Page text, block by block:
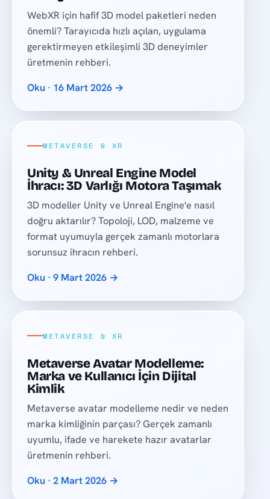
WebXR için hafif 3D model paketleri neden
önemli? Tarayıcıda hızlı açılan, uygulama
gerektirmeyen etkileşimli 3D deneyimler
üretmenin rehberi.
Oku · 16 Mart 2026 →
METAVERSE & XR
Unity & Unreal Engine Model
İhracı: 3D Varlığı Motora Taşımak
3D modeller Unity ve Unreal Engine'e nasıl
doğru aktarılır? Topoloji, LOD, malzeme ve
format uyumuyla gerçek zamanlı motorlara
sorunsuz ihracın rehberi.
Oku · 9 Mart 2026 →
METAVERSE & XR
Metaverse Avatar Modelleme:
Marka ve Kullanıcı İçin Dijital
Kimlik
Metaverse avatar modelleme nedir ve neden
marka kimliğinin parçası? Gerçek zamanlı
uyumlu, ifade ve harekete hazır avatarlar
üretmenin rehberi.
Oku · 2 Mart 2026 →